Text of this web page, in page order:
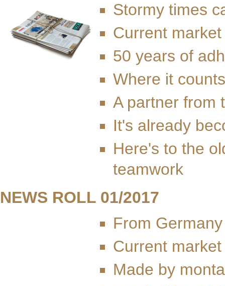
Stormy times
Current
50 years of
Where it counts
A partner from
It's already
Here's to the
teamwork
NEWS ROLL 01/2017
From
Current
Made by